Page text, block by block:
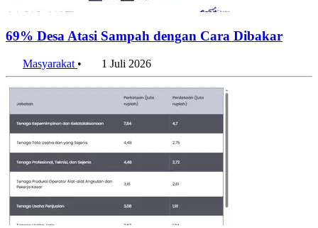
69% Desa Atasi Sampah dengan Cara Dibakar
Masyarakat • 1 Juli 2026